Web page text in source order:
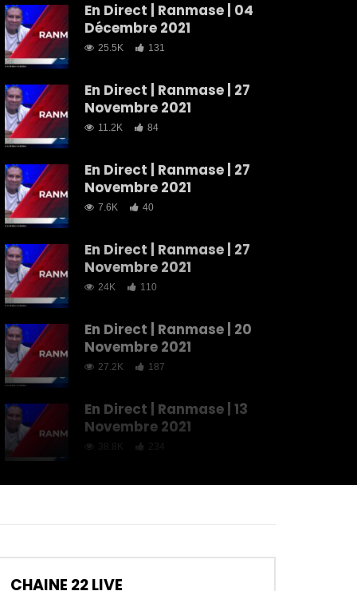
En Direct | Ranmase | 04
Décembre 2021
25.5K 131
En Direct | Ranmase | 27
Novembre 2021
11.2K 84
En Direct | Ranmase | 27
Novembre 2021
7.6K 40
En Direct | Ranmase | 27
Novembre 2021
24K 110
En Direct | Ranmase | 20
Novembre 2021
27.2K 187
En Direct | Ranmase | 13
Novembre 2021
38.8K 234
En Direct | Ranmase | 06
Octobre 2021
CHAINE 22 LIVE